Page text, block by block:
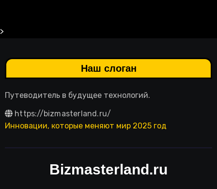
>
Наш слоган
Путеводитель в будущее технологий.
https://bizmasterland.ru/
Инновации, которые меняют мир 2025 год
Bizmasterland.ru